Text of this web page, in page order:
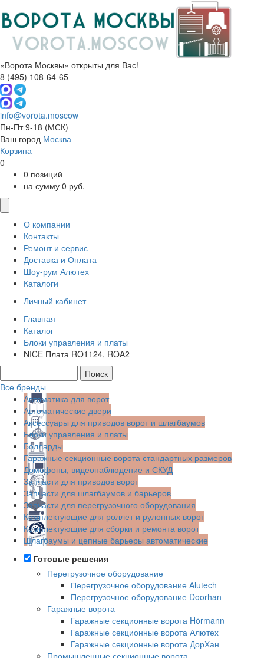
«Ворота Москвы» открыты для Вас!
8 (495) 108-64-65
info@vorota.moscow
Пн-Пт 9-18 (МСК)
Ваш город Москва
Корзина
0
0 позиций
на сумму 0 руб.
О компании
Контакты
Ремонт и сервис
Доставка и Оплата
Шоу-рум Алютех
Каталоги
Личный кабинет
Главная
Каталог
Блоки управления и платы
NICE Плата RO1124, ROA2
Все бренды
Автоматика для ворот
Автоматические двери
Аксессуары для приводов ворот и шлагбаумов
Блоки управления и платы
Болларды
Гаражные секционные ворота стандартных размеров
Домофоны, видеонаблюдение и СКУД
Запчасти для приводов ворот
Запчасти для шлагбаумов и барьеров
Запчасти для перегрузочного оборудования
Комплектующие для роллет и рулонных ворот
Комплектующие для сборки и ремонта ворот
Шлагбаумы и цепные барьеры автоматические
Готовые решения
Перегрузочное оборудование
Перегрузочное оборудование Alutech
Перегрузочное оборудование Doorhan
Гаражные ворота
Гаражные секционные ворота Hörmann
Гаражные секционные ворота Алютех
Гаражные секционные ворота ДорХан
Промышленные секционные ворота